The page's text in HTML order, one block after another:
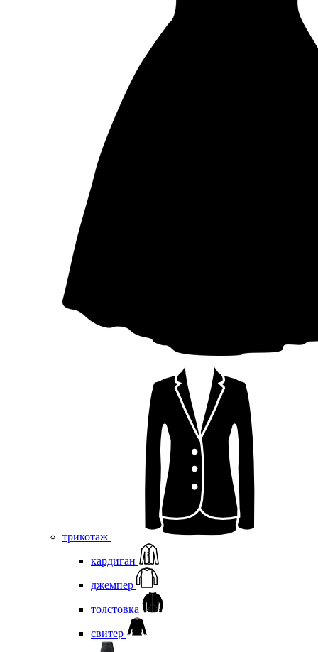
трикотаж
кардиган
джемпер
толстовка
свитер